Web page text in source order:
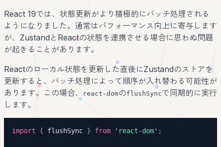
React 19では、状態更新がより積極的にバッチ処理される
ようになりました。通常はパフォーマンス向上に寄与します
が、ZustandとReactの状態を連携させる場合に思わぬ問題
が起きることがあります。
Reactのローカル状態を更新した直後にZustandのストアを
更新すると、バッチ処理によって順序が入れ替わる可能性が
あります。この場合、
react-domのflushSyncで同期的に実行
します。
import { flushSync } from 'react-dom' ;